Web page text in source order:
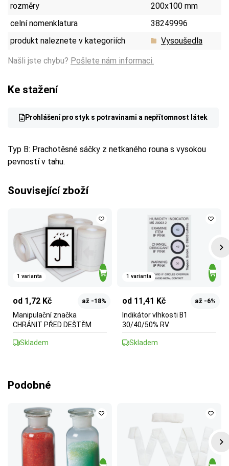
rozměry
200x100 mm
celní nomenklatura
38249996
produkt naleznete v kategoriích
Vysoušedla
Našli jste chybu? Pošlete nám informaci.
Ke stažení
Prohlášení pro styk s potravinami a nepřítomnost látek
Typ B: Prachotěsné sáčky z netkaného rouna s vysokou
pevností v tahu.
Související zboží
1 varianta
od 1,72 Kč až -18%
Manipulační značka
CHRÁNIT PŘED DEŠTĚM
Skladem
1 varianta
od 11,41 Kč až -6%
Indikátor vlhkosti B1
30/40/50% RV
Skladem
Podobné